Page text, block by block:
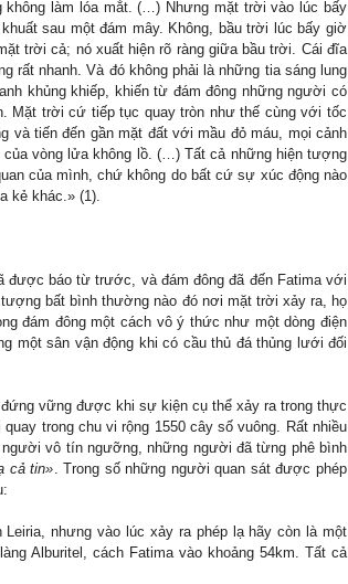
làm lóa mắt. (…) Nhưng mặt trời vào lúc bấy
sau một đám mây. Không, bầu trời lúc bấy giờ
trời cả; nó xuất hiện rõ ràng giữa bầu trời. Cái đĩa
rất nhanh. Và đó không phải là những tia sáng lung
khủng khiếp, khiến từ đám đông những người có
Mặt trời cứ tiếp tục quay tròn như thế cùng với tốc
và tiến đến gần mặt đất với mầu đỏ máu, mọi cảnh
vòng lửa không lồ. (…) Tất cả những hiện tượng
của mình, chứ không do bất cứ sự xúc động nào
kẻ khác.» (1).
được báo từ trước, và đám đông đã đến Fatima với
bất bình thường nào đó nơi mặt trời xảy ra, họ
đám đông một cách vô ý thức như một dòng điện
một sân vận động khi có cầu thủ đá thủng lưới đối
vững được khi sự kiện cụ thể xảy ra trong thực
trong chu vi rộng 1550 cây số vuông. Rất nhiều
vô tín ngưỡng, những người đã từng phê bình
cả tin». Trong số những người quan sát được phép
Leiria, nhưng vào lúc xảy ra phép lạ hãy còn là một
Alburitel, cách Fatima vào khoảng 54km. Tất cả